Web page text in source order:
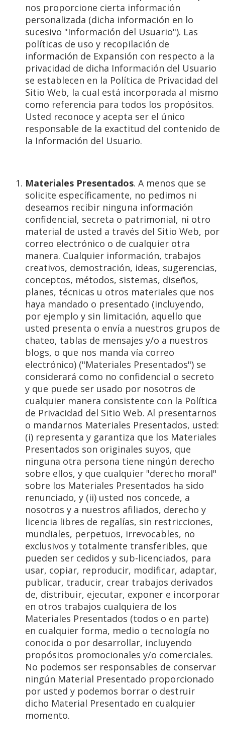
nos proporcione cierta información
personalizada (dicha información en lo
sucesivo "Información del Usuario"). Las
políticas de uso y recopilación de
información de Expansión con respecto a la
privacidad de dicha Información del Usuario
se establecen en la Política de Privacidad del
Sitio Web, la cual está incorporada al mismo
como referencia para todos los propósitos.
Usted reconoce y acepta ser el único
responsable de la exactitud del contenido de
la Información del Usuario.
Materiales Presentados. A menos que se
solicite específicamente, no pedimos ni
deseamos recibir ninguna información
confidencial, secreta o patrimonial, ni otro
material de usted a través del Sitio Web, por
correo electrónico o de cualquier otra
manera. Cualquier información, trabajos
creativos, demostración, ideas, sugerencias,
conceptos, métodos, sistemas, diseños,
planes, técnicas u otros materiales que nos
haya mandado o presentado (incluyendo,
por ejemplo y sin limitación, aquello que
usted presenta o envía a nuestros grupos de
chateo, tablas de mensajes y/o a nuestros
blogs, o que nos manda vía correo
electrónico) ("Materiales Presentados") se
considerará como no confidencial o secreto
y que puede ser usado por nosotros de
cualquier manera consistente con la Política
de Privacidad del Sitio Web. Al presentarnos
o mandarnos Materiales Presentados, usted:
(i) representa y garantiza que los Materiales
Presentados son originales suyos, que
ninguna otra persona tiene ningún derecho
sobre ellos, y que cualquier "derecho moral"
sobre los Materiales Presentados ha sido
renunciado, y (ii) usted nos concede, a
nosotros y a nuestros afiliados, derecho y
licencia libres de regalías, sin restricciones,
mundiales, perpetuos, irrevocables, no
exclusivos y totalmente transferibles, que
pueden ser cedidos y sub-licenciados, para
usar, copiar, reproducir, modificar, adaptar,
publicar, traducir, crear trabajos derivados
de, distribuir, ejecutar, exponer e incorporar
en otros trabajos cualquiera de los
Materiales Presentados (todos o en parte)
en cualquier forma, medio o tecnología no
conocida o por desarrollar, incluyendo
propósitos promocionales y/o comerciales.
No podemos ser responsables de conservar
ningún Material Presentado proporcionado
por usted y podemos borrar o destruir
dicho Material Presentado en cualquier
momento.